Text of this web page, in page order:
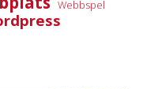
Webbspel